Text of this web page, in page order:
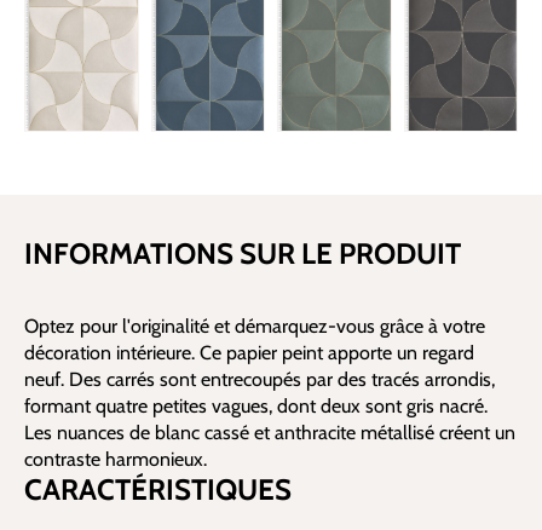
INFORMATIONS SUR LE PRODUIT
Optez pour l'originalité et démarquez-vous grâce à votre
décoration intérieure. Ce papier peint apporte un regard
neuf. Des carrés sont entrecoupés par des tracés arrondis,
formant quatre petites vagues, dont deux sont gris nacré.
Les nuances de blanc cassé et anthracite métallisé créent un
contraste harmonieux.
CARACTÉRISTIQUES